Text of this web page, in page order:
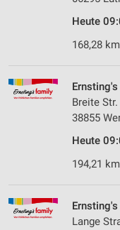
Heute
168,28 km
Breite
38855
Heute
194,21 km
Lange